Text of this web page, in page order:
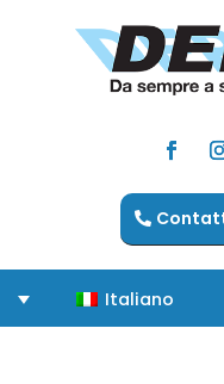
Italiano